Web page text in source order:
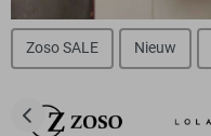
Zoso SALE Nieuw